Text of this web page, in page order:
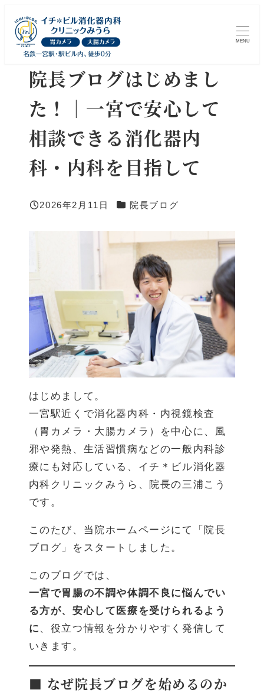
イ
MENU
院長ブログはじめまし
た！｜一宮で安心して
相談できる消化器内
科・内科を目指して
投稿日
2026年2月11日 カテゴリー
院長ブログ
はじめまして。
一宮駅近くで消化器内科・内視鏡検査
（胃カメラ・大腸カメラ）を中心に、風
邪や発熱、生活習慣病などの一般内科診
療にも対応している、イチ＊ビル消化器
内科クリニックみうら、院長の三浦こう
です。
このたび、当院ホームページにて「院長
ブログ」をスタートしました。
このブログでは、
一宮で胃腸の不調や体調不良に悩んでい
る方が、安心して医療を受けられるよう
に 、役立つ情報を分かりやすく発信して
いきます。
■ なぜ院長ブログを始めるのか